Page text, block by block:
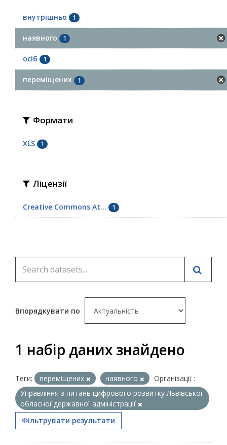
внутрішньо 1
наявного 1
осіб 1
переміщених 1
Формати
XLS 1
Ліцензії
Creative Commons At... 1
Впорядкувати по
1 набір даних знайдено
Теги: переміщених наявного
Організації :
Управління з питань цифрового розвитку Львівської
обласної державної адміністрації
Фільтрувати результати